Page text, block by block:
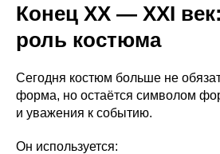
Конец XX — XXI
роль костюма
Сегодня костюм больше не
форма, но остаётся символом
и уважения к событию.
Он используется: